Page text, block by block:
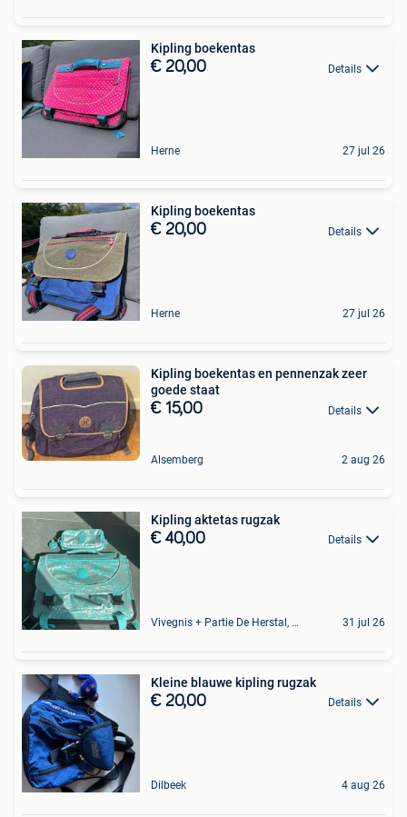
Kipling boekentas
€ 20,00 Details
Herne 27 jul 26
Kipling boekentas
€ 20,00 Details
Herne 27 jul 26
Kipling boekentas en pennenzak zeer
goede staat
€ 15,00 Details
Alsemberg 2 aug 26
Kipling aktetas rugzak
€ 40,00 Details
Vivegnis + Partie De Herstal, Wandre Et Cheratte 31 jul 26
Kleine blauwe kipling rugzak
€ 20,00 Details
Dilbeek 4 aug 26